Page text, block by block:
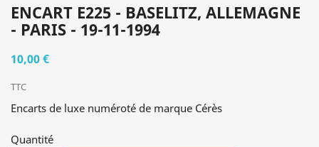
ENCART E225 - BASELITZ, ALLEMAGNE
- PARIS - 19-11-1994
10,00 €
TTC
Encarts de luxe numéroté de marque Cérès
Quantité